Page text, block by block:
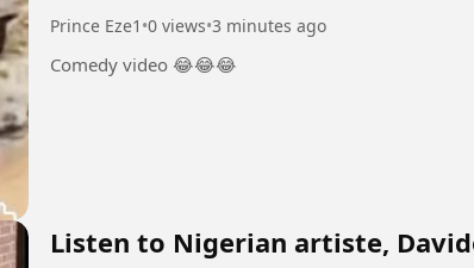
Prince Eze1 •0 views•3 minutes ago
Comedy video 😂😂😂
Listen to Nigerian artiste,